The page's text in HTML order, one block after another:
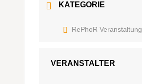
KATEGORIE
RePhoR Veranstaltung
VERANSTALTER